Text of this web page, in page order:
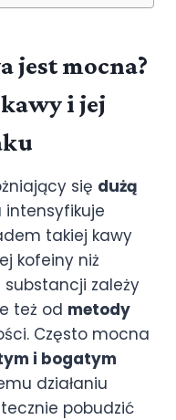
jest mocna?
i jej
się dużą
intensyfikuje
takiej kawy
kofeiny niż
zależy
też od metody
Często mocna
i bogatym
działaniu
pobudzić